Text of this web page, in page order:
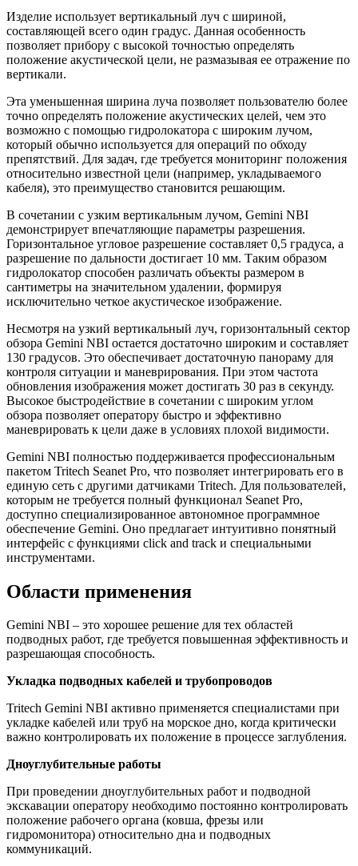
Изделие использует вертикальный луч с шириной,
составляющей всего один градус. Данная особенность
позволяет прибору с высокой точностью определять
положение акустической цели, не размазывая ее отражение по
вертикали.
Эта уменьшенная ширина луча позволяет пользователю более
точно определять положение акустических целей, чем это
возможно с помощью гидролокатора с широким лучом,
который обычно используется для операций по обходу
препятствий. Для задач, где требуется мониторинг положения
относительно известной цели (например, укладываемого
кабеля), это преимущество становится решающим.
В сочетании с узким вертикальным лучом, Gemini NBI
демонстрирует впечатляющие параметры разрешения.
Горизонтальное угловое разрешение составляет 0,5 градуса, а
разрешение по дальности достигает 10 мм. Таким образом
гидролокатор способен различать объекты размером в
сантиметры на значительном удалении, формируя
исключительно четкое акустическое изображение.
Несмотря на узкий вертикальный луч, горизонтальный сектор
обзора Gemini NBI остается достаточно широким и составляет
130 градусов. Это обеспечивает достаточную панораму для
контроля ситуации и маневрирования. При этом частота
обновления изображения может достигать 30 раз в секунду.
Высокое быстродействие в сочетании с широким углом
обзора позволяет оператору быстро и эффективно
маневрировать к цели даже в условиях плохой видимости.
Gemini NBI полностью поддерживается профессиональным
пакетом Tritech Seanet Pro, что позволяет интегрировать его в
единую сеть с другими датчиками Tritech. Для пользователей,
которым не требуется полный функционал Seanet Pro,
доступно специализированное автономное программное
обеспечение Gemini. Оно предлагает интуитивно понятный
интерфейс с функциями click and track и специальными
инструментами.
Области применения
Gemini NBI – это хорошее решение для тех областей
подводных работ, где требуется повышенная эффективность и
разрешающая способность.
Укладка подводных кабелей и трубопроводов
Tritech Gemini NBI активно применяется специалистами при
укладке кабелей или труб на морское дно, когда критически
важно контролировать их положение в процессе заглубления.
Дноуглубительные работы
При проведении дноуглубительных работ и подводной
экскавации оператору необходимо постоянно контролировать
положение рабочего органа (ковша, фрезы или
гидромонитора) относительно дна и подводных
коммуникаций.